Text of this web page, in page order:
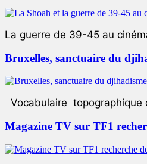
La guerre de 39-45 au
Bruxelles, sanctuaire du
Vocabulaire topographique
Magazine TV sur TF1